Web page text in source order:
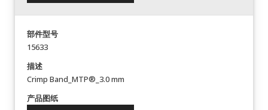
部件型号
15633
描述
Crimp Band_MTP®_3.0 mm
产品图纸